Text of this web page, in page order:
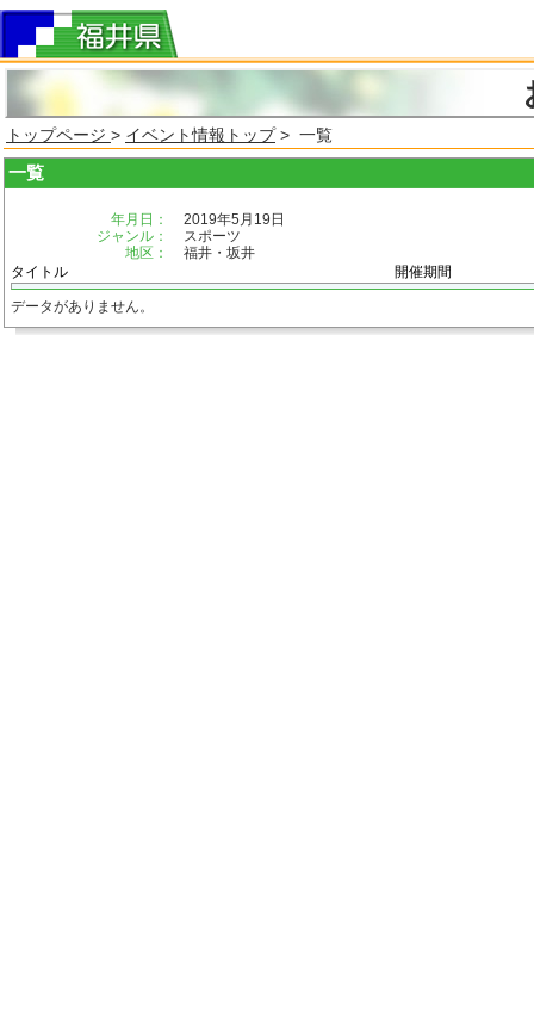
トップページ > イベント情報トップ> 一覧
一覧
年月日：
2019年5月19日
ジャンル：
スポーツ
地区：
福井・坂井
タイトル
開催期間
データがありません。